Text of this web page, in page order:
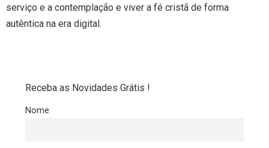
serviço e a contemplação e viver a fé cristã de forma
autêntica na era digital.
Receba as Novidades Grátis !
Nome